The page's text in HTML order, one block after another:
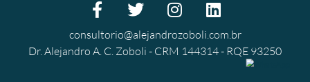
consultorio@alejandrozoboli.com.br
Dr. Alejandro A. C. Zoboli - CRM 144314 - RQE 93250